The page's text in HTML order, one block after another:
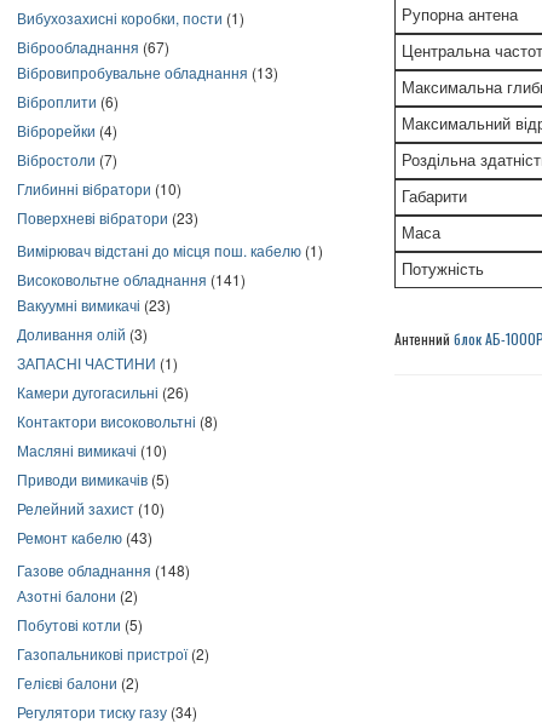
Вибухозахисні коробки, пости (1)
Віброобладнання (67)
Вібровипробувальне обладнання (13)
Віброплити (6)
Віброрейки (4)
Вібростоли (7)
Глибинні вібратори (10)
Поверхневі вібратори (23)
Вимірювач відстані до місця пош. кабелю (1)
Високовольтне обладнання (141)
Вакуумні вимикачі (23)
Доливання олій (3)
ЗАПАСНІ ЧАСТИНИ (1)
Камери дугогасильні (26)
Контактори високовольтні (8)
Масляні вимикачі (10)
Приводи вимикачів (5)
Релейний захист (10)
Ремонт кабелю (43)
Газове обладнання (148)
Азотні балони (2)
Побутові котли (5)
Газопальникові пристрої(2)
Гелієві балони (2)
Регулятори тиску газу (34)
Рупорна антена
Центральна
Максимальна
Максимальний
Роздільна
Габарити
Маса
Потужність
Антенний блок АБ-